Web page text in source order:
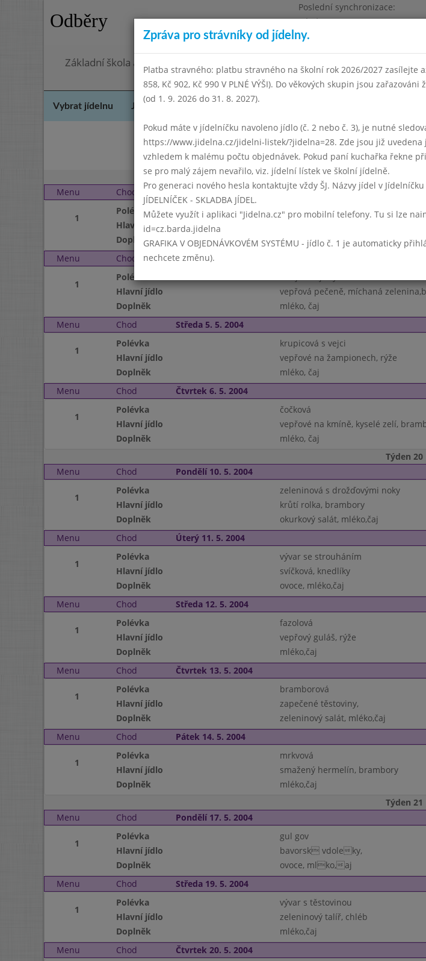
Odběry
Poslední synchronizace:
Pátek 3.7.2026 12:21
Omezení objednávek
Základní škola a mateřská škola Chodov, Praha 4, Květnového vítězství 57
Vybrat jídelnu Jídelní lístek Kontakty a informace
Duben 2004 Květen 2004
Týden 19
Menu
Chod Pondělí 3. 5. 2004
1
Polévka
vývar s těstovinou
Hlavní jídlo
Doplněk
dezert, mléko, čaj
Menu
Chod Úterý 4. 5. 2004
1
Polévka
Hlavní jídlo
vepřová pečeně, míchaná
Doplněk
mléko, čaj
Menu
Chod Středa 5. 5. 2004
1
Polévka
krupicová s vejci
Hlavní jídlo
vepřové na žampionech, rýže
Doplněk
mléko, čaj
Menu
Chod Čtvrtek 6. 5. 2004
1
Polévka
čočková
Hlavní jídlo
vepřové na kmíně, kyselé zelí,
Doplněk
mléko, čaj
Týden 20
Menu
Chod Pondělí 10. 5. 2004
1
Polévka
zeleninová s drožďovými noky
Hlavní jídlo
krůtí rolka, brambory
Doplněk
okurkový salát, mléko,čaj
Menu
Chod Úterý 11. 5. 2004
1
Polévka
vývar se strouháním
Hlavní jídlo
svíčková, knedlíky
Doplněk
ovoce, mléko,čaj
Menu
Chod Středa 12. 5. 2004
1
Polévka
fazolová
Hlavní jídlo
vepřový guláš, rýže
Doplněk
mléko,čaj
Menu
Chod Čtvrtek 13. 5. 2004
1
Polévka
bramborová
Hlavní jídlo
zapečené těstoviny,
Doplněk
zeleninový salát, mléko,čaj
Menu
Chod Pátek 14. 5. 2004
1
Polévka
mrkvová
Hlavní jídlo
smažený hermelín, brambory
Doplněk
mléko,čaj
Týden 21
Menu
Chod Pondělí 17. 5. 2004
1
Polévka
gul gov
Hlavní jídlo
bavorsk vdoleky,
Doplněk
ovoce, mlko,aj
Menu
Chod Středa 19. 5. 2004
1
Polévka
vývar s těstovinou
Hlavní jídlo
zeleninový talíř, chléb
Doplněk
mléko,čaj
Menu
Chod Čtvrtek 20. 5. 2004
Zpráva pro strávníky od jídelny.
Platba stravného: platbu stravného na školní rok 2026/2027 zasílejte
858, Kč 902, Kč 990 V PLNÉ VÝŠI). Do věkových skupin jsou
(od 1. 9. 2026 do 31. 8. 2027).
Pokud máte v jídelníčku navoleno jídlo (č. 2 nebo č. 3), je nutné
https://www.jidelna.cz/jidelni-listek/?jidelna=28. Zde jsou již
vzhledem k malému počtu objednávek. Pokud paní kuchařka řekne
se pro malý zájem nevařilo, viz. jídelní lístek ve školní jídelně.
Pro generaci nového hesla kontaktujte vždy ŠJ. Názvy jídel v
JÍDELNÍČEK - SKLADBA JÍDEL.
Můžete využít i aplikaci "Jidelna.cz" pro mobilní telefony. Tu si lze
id=cz.barda.jidelna
GRAFIKA V OBJEDNÁVKOVÉM SYSTÉMU - jídlo č. 1 je automaticky
nechcete změnu).